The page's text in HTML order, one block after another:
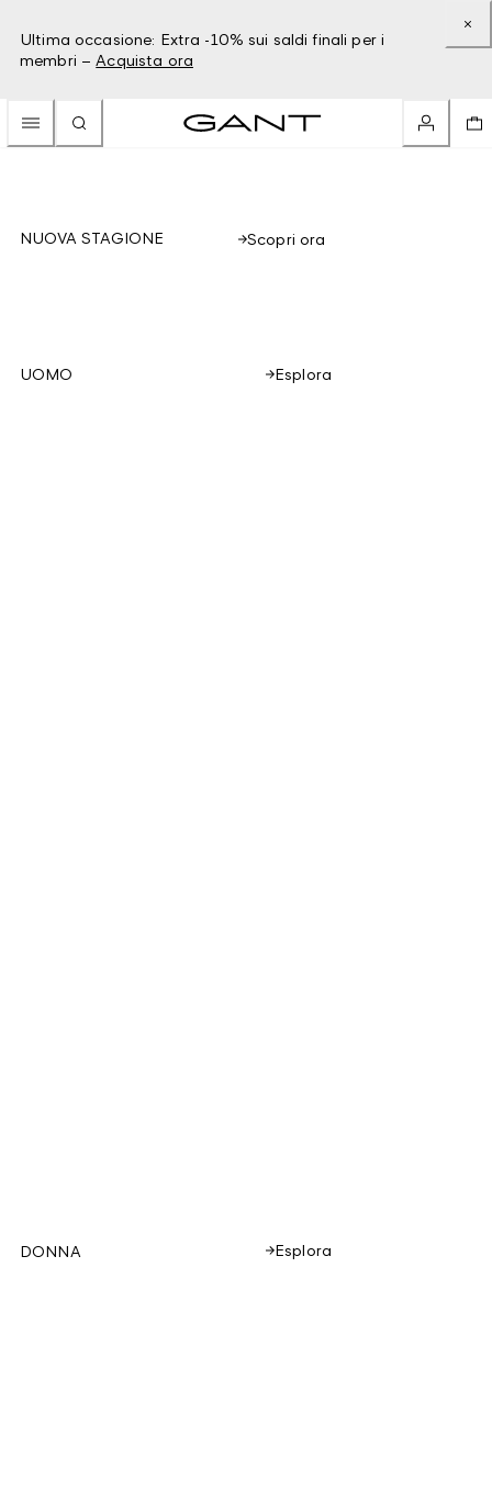
Ultima occasione: Extra -10% sui saldi finali per i
membri – Acquista ora
NUOVA STAGIONE Scopri ora
UOMO Esplora
DONNA Esplora